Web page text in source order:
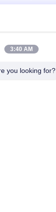
3:40 AM
you looking for?